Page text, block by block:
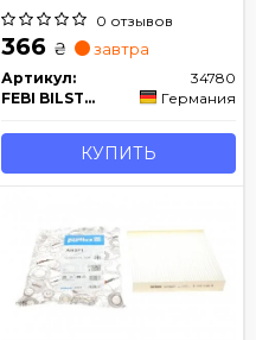
0 отзывов
366 ₴ завтра
Артикул:
34780
FEBI BILSTEIN
Германия
КУПИТЬ